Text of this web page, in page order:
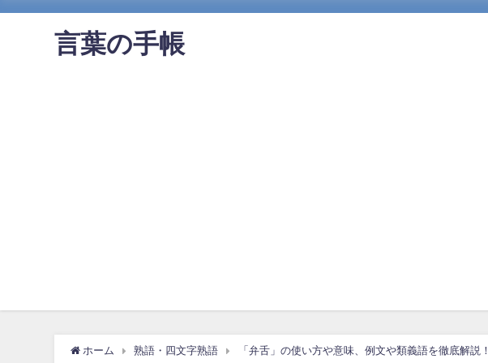
言葉の手帳
ホーム 熟語・四文字熟語 「弁舌」の使い方や意味、例文や類義語を徹底解説！